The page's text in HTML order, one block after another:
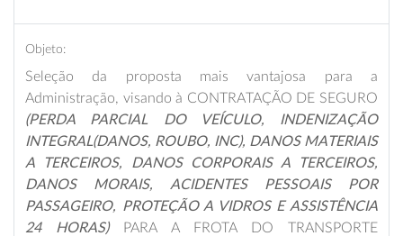
Objeto:
Seleção da proposta mais vantajosa para a
Administração, visando à CONTRATAÇÃO DE SEGURO
(PERDA PARCIAL DO VEÍCULO, INDENIZAÇÃO
INTEGRAL(DANOS, ROUBO, INC), DANOS MATERIAIS
A TERCEIROS, DANOS CORPORAIS A TERCEIROS,
DANOS MORAIS, ACIDENTES PESSOAIS POR
PASSAGEIRO, PROTEÇÃO A VIDROS E ASSISTÊNCIA
24 HORAS)PARA A FROTA DO TRANSPORTE